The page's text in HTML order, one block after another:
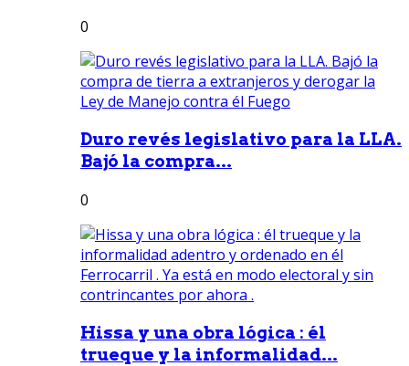
0
Duro revés legislativo para la LLA.
Bajó la compra...
0
Hissa y una obra lógica : él
trueque y la informalidad...